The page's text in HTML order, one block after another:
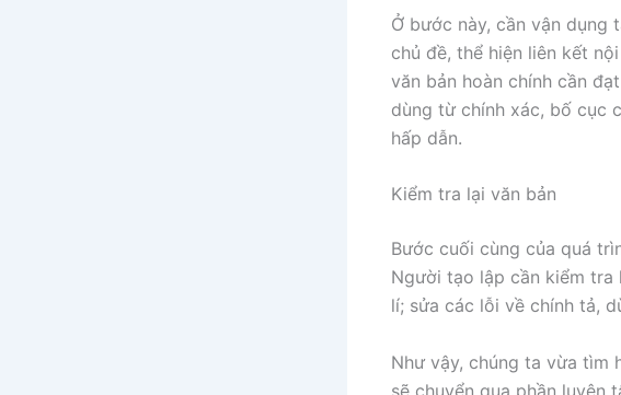
Ở bước này, cần vận
chủ đề, thể hiện liên kết
văn bản hoàn chính cần
dùng từ chính xác, bố cục
hấp dẫn.
Kiểm tra lại văn bản
Bước cuối cùng của quá
Người tạo lập cần kiểm tra
lí; sửa các lỗi về chính tả,
Như vậy, chúng ta vừa tìm
sẽ chuyển qua phần luyện